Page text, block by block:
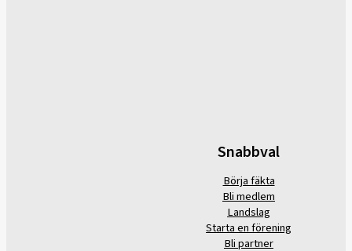
Snabbval
Börja fäkta
Bli medlem
Landslag
Starta en förening
Bli partner